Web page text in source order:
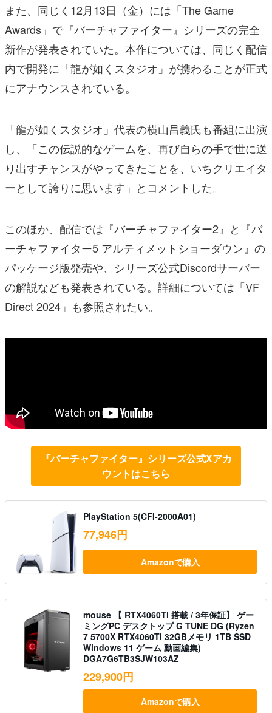
また、同じく12月13日（金）には「The Game
Awards」で『バーチャファイター』シリーズの完全
新作が発表されていた。本作については、同じく配信
内で開発に「龍が如くスタジオ」が携わることが正式
にアナウンスされている。
「龍が如くスタジオ」代表の横山昌義氏も番組に出演
し、「この伝説的なゲームを、再び自らの手で世に送
り出すチャンスがやってきたことを、いちクリエイタ
ーとして誇りに思います」とコメントした。
このほか、配信では『バーチャファイター2』と『バ
ーチャファイター5 アルティメットショーダウン』の
パッケージ版発売や、シリーズ公式Discordサーバー
の解説なども発表されている。詳細については「VF
Direct 2024」も参照されたい。
『バーチャファイター』シリーズ公式Xアカ
ウントはこちら
PlayStation 5(CFI-2000A01)
77,946円
Amazonで購入
mouse 【 RTX4060Ti 搭載 / 3年保証】 ゲー
ミングPC デスクトップ G TUNE DG (Ryzen
7 5700X RTX4060Ti 32GBメモリ 1TB SSD
Windows 11 ゲーム 動画編集)
DGA7G6TB3SJW103AZ
229,900円
Amazonで購入